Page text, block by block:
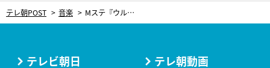
テレ朝POST 音楽 Mステ『ウルトラ SUPER LIVE』、出演アーティスト第3弾＆歌唱楽曲を解禁！
テレビ朝日 テレ朝動画